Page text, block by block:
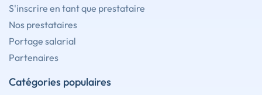
S'inscrire en tant que prestataire
Nos prestataires
Portage salarial
Partenaires
Catégories populaires